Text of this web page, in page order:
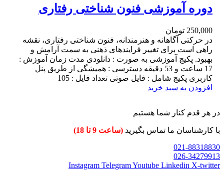
دوره آموزشی فنون شناختی رفتاری
250,000 تومان
در حرکتی آگاهانه و هنرمندانه، فنون شناختی رفتاری، نقشه
راهی است برای تغییر فرایندهای ذهنی به سمت آرامش و
بهبود. پکیج آموزشی به صورت : دانلودی مدت زمان آموزش :
17 ساعت و 53 دقیقه دسترسی : همیشگی از طریق پنل
کاربری پکیج شامل : فایل صوتی تعداد فایل : 105
افزودن به سبد خرید
در هر قدم کنار شما هستیم
با کارشناسان ما تماس بگیرید (ساعت 9 تا 18)
021-88318830
026-34279913
Instagram TelegramYoutube Linkedin X-twitter